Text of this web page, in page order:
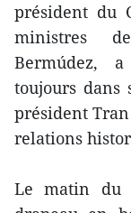
président du
ministres
Bermúdez,
toujours dans
président
relations
Le matin du